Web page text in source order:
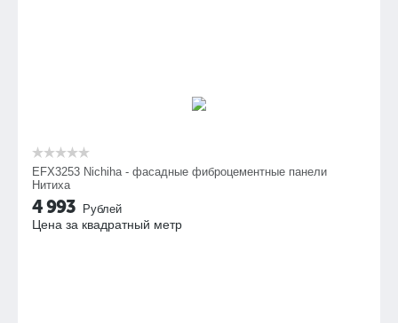
EFX3253 Nichiha - фасадные фиброцементные панели
Нитиха
4 993 Рублей
Цена за квадратный метр